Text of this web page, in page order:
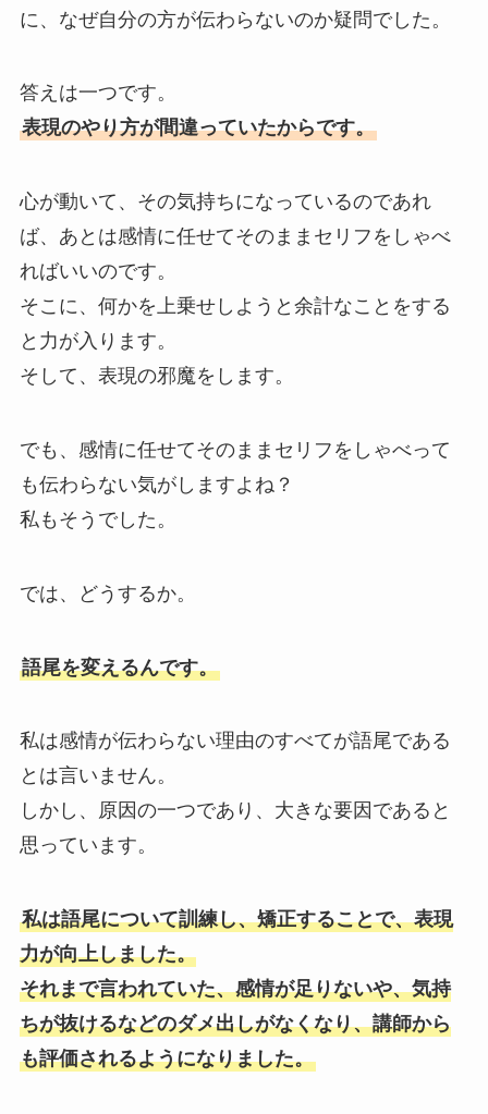
に、なぜ自分の方が伝わらないのか疑問でした。
答えは一つです。
表現のやり方が間違っていたからです。
心が動いて、その気持ちになっているのであれ
ば、あとは感情に任せてそのままセリフをしゃべ
ればいいのです。
そこに、何かを上乗せしようと余計なことをする
と力が入ります。
そして、表現の邪魔をします。
でも、感情に任せてそのままセリフをしゃべって
も伝わらない気がしますよね？
私もそうでした。
では、どうするか。
語尾を変えるんです。
私は感情が伝わらない理由のすべてが語尾である
とは言いません。
しかし、原因の一つであり、大きな要因であると
思っています。
私は語尾について訓練し、矯正することで、表現
力が向上しました。
それまで言われていた、感情が足りないや、気持
ちが抜けるなどのダメ出しがなくなり、講師から
も評価されるようになりました。